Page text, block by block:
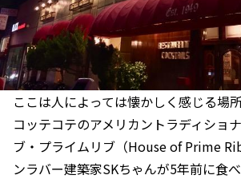
ここは人によっては懐かしく感じる場
コッテコテのアメリカントラディショ
ブ・プライムリブ（House of Prime
ンラバー建築家SKちゃんが5年前に食